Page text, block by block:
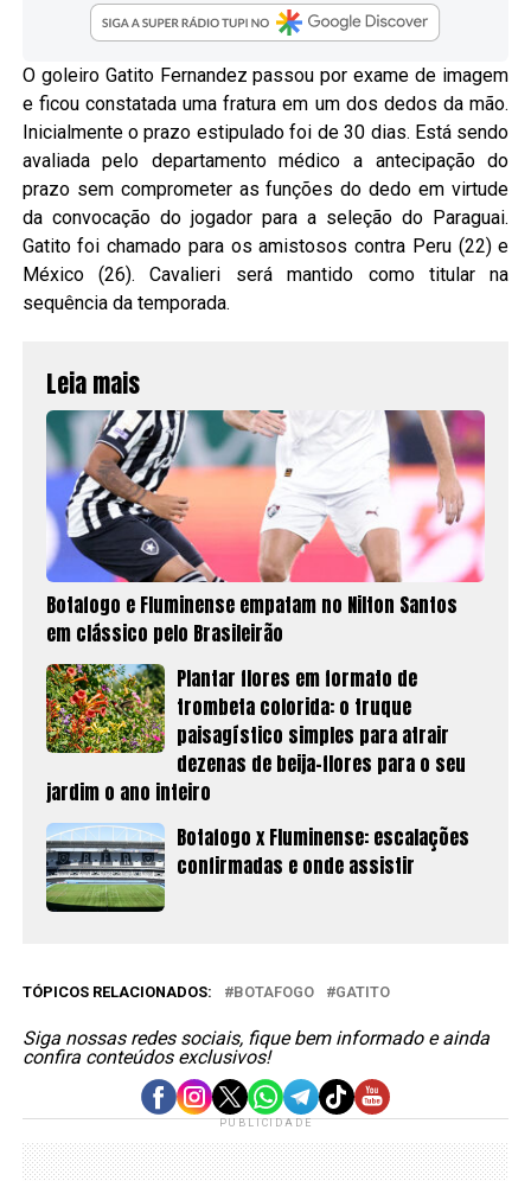
O goleiro Gatito Fernandez passou por exame de imagem
e ficou constatada uma fratura em um dos dedos da mão.
Inicialmente o prazo estipulado foi de 30 dias. Está sendo
avaliada pelo departamento médico a antecipação do
prazo sem comprometer as funções do dedo em virtude
da convocação do jogador para a seleção do Paraguai.
Gatito foi chamado para os amistosos contra Peru (22) e
México (26). Cavalieri será mantido como titular na
sequência da temporada.
Leia mais
Botafogo e Fluminense empatam no Nilton Santos
em clássico pelo Brasileirão
Plantar flores em formato de
trombeta colorida: o truque
paisagístico simples para atrair
dezenas de beija-flores para o seu
jardim o ano inteiro
Botafogo x Fluminense: escalações
confirmadas e onde assistir
TÓPICOS RELACIONADOS: BOTAFOGO GATITO
Siga nossas redes sociais, fique bem informado e ainda
confira conteúdos exclusivos!
PUBLICIDADE